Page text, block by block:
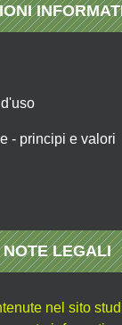
- principi e valori
NOTE LEGALI
nel sito